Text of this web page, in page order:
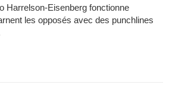
Harrelson-Eisenberg fonctionne
les opposés avec des punchlines